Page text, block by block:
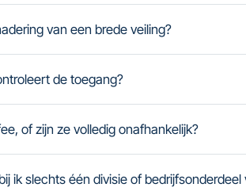
van een brede veiling?
de toegang?
of zijn ze volledig onafhankelijk?
ik slechts één divisie of bedrijfsonderdeel